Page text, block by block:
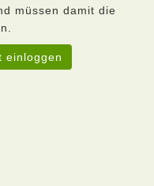
müssen damit die
einloggen